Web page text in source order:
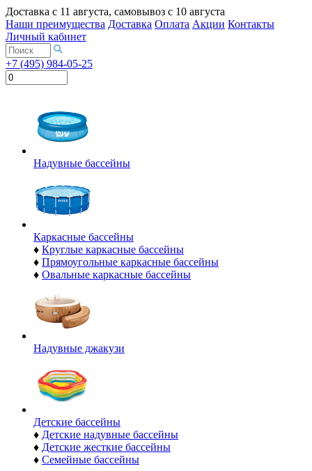
Доставка с 11 августа, самовывоз с 10 августа
Наши преимущества Доставка Оплата Акции Контакты
Личный кабинет
+7 (495) 984-05-25
Надувные бассейны
Каркасные бассейны
♦ Круглые каркасные бассейны
♦ Прямоугольные каркасные бассейны
♦ Овальные каркасные бассейны
Надувные джакузи
Детские бассейны
♦ Детские надувные бассейны
♦ Детские жесткие бассейны
♦ Семейные бассейны